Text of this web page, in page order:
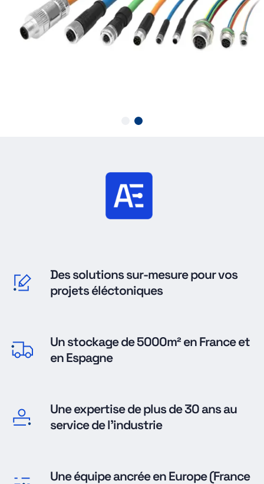
Des solutions sur-mesure pour vos
projets éléctoniques
Un stockage de 5000m² en France et
en Espagne
Une expertise de plus de 30 ans au
service de l'industrie
Une équipe ancrée en Europe (France